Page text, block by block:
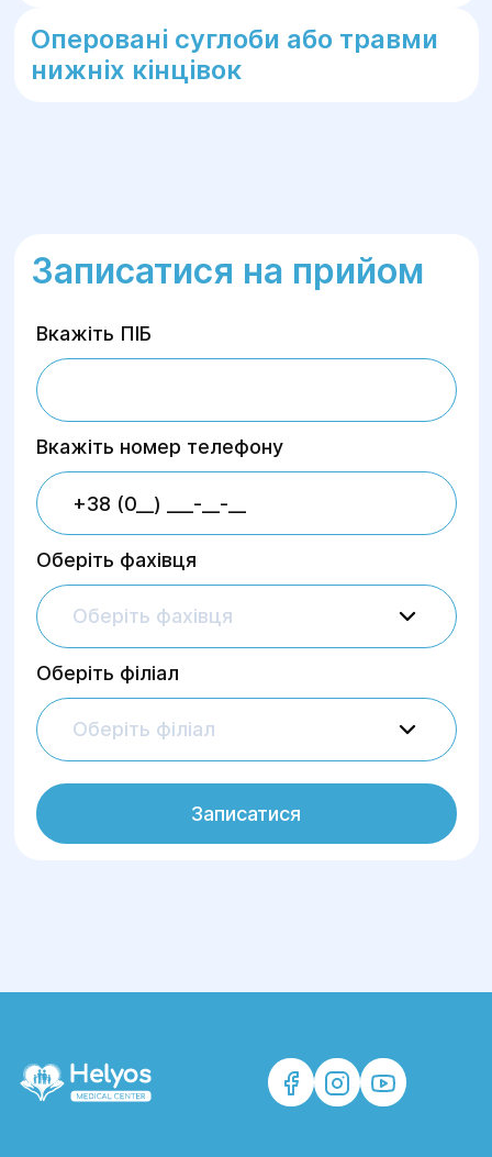
Оперовані суглоби або травми
нижніх кінцівок
Записатися на прийом
Вкажіть ПІБ
Вкажіть номер телефону
Оберіть фахівця
Оберіть фахівця
Оберіть філіал
Оберіть філіал
Записатися